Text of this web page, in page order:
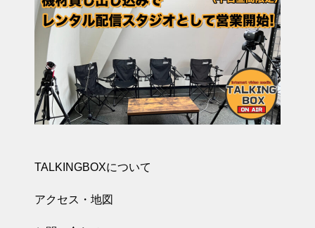
TALKINGBOXについて
アクセス・地図